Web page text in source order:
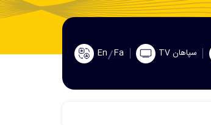
سپاهان TV Fa
En